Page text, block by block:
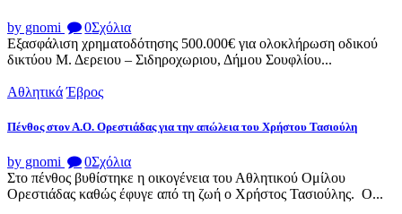
by gnomi 0Σχόλια
Εξασφάλιση χρηματοδότησης 500.000€ για ολοκλήρωση οδικού
δικτύου Μ. Δερειου – Σιδηροχωριου, Δήμου Σουφλίου...
Αθλητικά Έβρος
Πένθος στον Α.Ο. Ορεστιάδας για την απώλεια του Χρήστου Τασιούλη
by gnomi 0Σχόλια
Στο πένθος βυθίστηκε η οικογένεια του Αθλητικού Ομίλου
Ορεστιάδας καθώς έφυγε από τη ζωή ο Χρήστος Τασιούλης. Ο...